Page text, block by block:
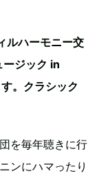
ルハーモニー交
ジック in
。クラシック
を毎年聴きに行
ンにハマったり